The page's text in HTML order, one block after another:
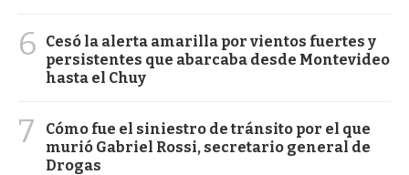
6
Cesó la alerta amarilla por vientos fuertes y
persistentes que abarcaba desde Montevideo
hasta el Chuy
7
Cómo fue el siniestro de tránsito por el que
murió Gabriel Rossi, secretario general de
Drogas